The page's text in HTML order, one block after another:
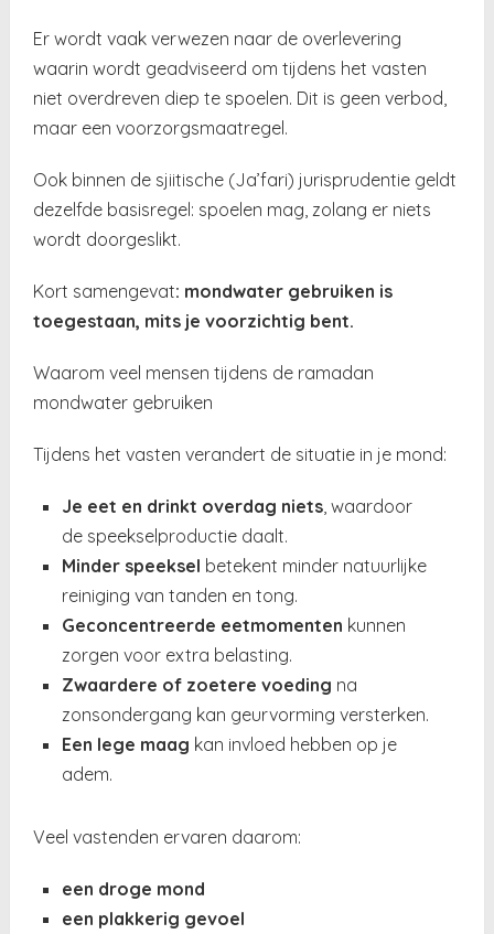
Er wordt vaak verwezen naar de overlevering
waarin wordt geadviseerd om tijdens het vasten
niet overdreven diep te spoelen. Dit is geen verbod,
maar een voorzorgsmaatregel.
Ook binnen de sjiitische (Ja’fari) jurisprudentie geldt
dezelfde basisregel: spoelen mag, zolang er niets
wordt doorgeslikt.
Kort samengevat: mondwater gebruiken is
toegestaan, mits je voorzichtig bent.
Waarom veel mensen tijdens de ramadan
mondwater gebruiken
Tijdens het vasten verandert de situatie in je mond:
Je eet en drinkt overdag niets, waardoor
de speekselproductie daalt.
Minder speeksel betekent minder natuurlijke
reiniging van tanden en tong.
Geconcentreerde eetmomenten kunnen
zorgen voor extra belasting.
Zwaardere of zoetere voeding na
zonsondergang kan geurvorming versterken.
Een lege maag kan invloed hebben op je
adem.
Veel vastenden ervaren daarom:
een droge mond
een plakkerig gevoel